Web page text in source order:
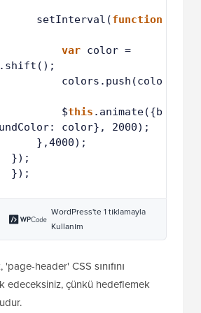
setInterval(function
var color =
colors.push(colo
$this .animate({b
color}, 2000);
},4000);
});
});
WordPress'te 1 tıklamayla
Kullanım
header' CSS sınıfını
edeceksiniz, çünkü hedeflemek